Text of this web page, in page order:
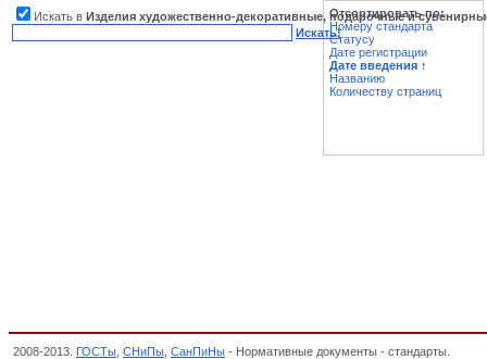
Искать в Изделия художественно-декоративные, подарочные и
Искать!
Отсортировать по:
Номеру стандарта
Статусу
Дате регистрации
Дате введения ↑
Названию
Количеству страниц
2008-2013. ГОСТы СНиПы СанПиНы - Нормативные документы - стандарты.